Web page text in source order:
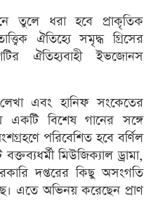
তুলে ধরা হবে প্রাকৃতিক
ঐতিহ্যে সমৃদ্ধ গ্রিসের
ঐতিহ্যবাহী ইভজোনস
এবং হানিফ সংকেতের
একটি বিশেষ গানের সঙ্গে
পরিবেশিত হবে বর্ণিল
মিউজিক্যাল ড্রামা,
দপ্তরের কিছু অসংগতি
এতে অভিনয় করেছেন প্রাণ